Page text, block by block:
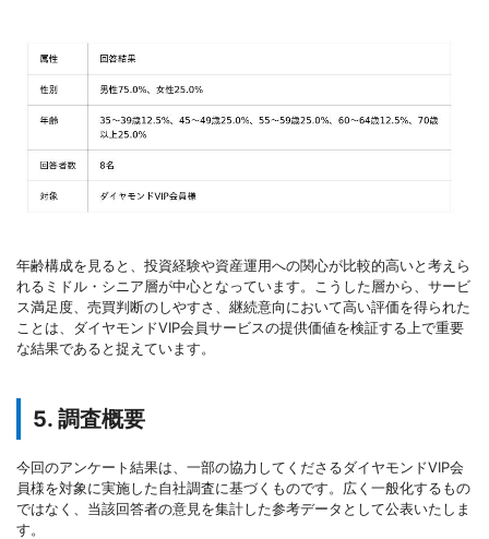
年齢構成を見ると、投資経験や資産運用への関心が比較的高いと考えら
れるミドル・シニア層が中心となっています。こうした層から、サービ
ス満足度、売買判断のしやすさ、継続意向において高い評価を得られた
ことは、ダイヤモンドVIP会員サービスの提供価値を検証する上で重要
な結果であると捉えています。
5. 調査概要
今回のアンケート結果は、一部の協力してくださるダイヤモンドVIP会
員様を対象に実施した自社調査に基づくものです。広く一般化するもの
ではなく、当該回答者の意見を集計した参考データとして公表いたしま
す。